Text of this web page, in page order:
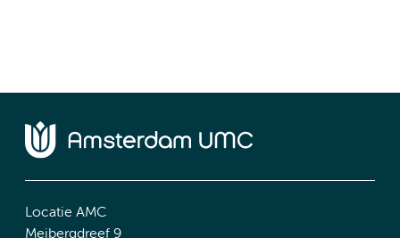
Locatie AMC
Meibergdreef 9